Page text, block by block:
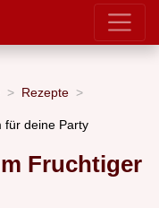
Rezepte
für deine Party
Fruchtiger